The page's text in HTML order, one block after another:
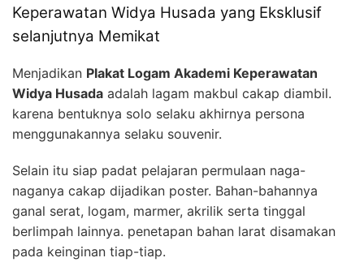
Keperawatan Widya Husada yang Eksklusif
selanjutnya Memikat
Menjadikan Plakat Logam Akademi Keperawatan
Widya Husada adalah lagam makbul cakap diambil.
karena bentuknya solo selaku akhirnya persona
menggunakannya selaku souvenir.
Selain itu siap padat pelajaran permulaan naga-
naganya cakap dijadikan poster. Bahan-bahannya
ganal serat, logam, marmer, akrilik serta tinggal
berlimpah lainnya. penetapan bahan larat disamakan
pada keinginan tiap-tiap.